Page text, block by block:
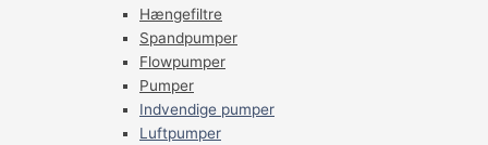
Hængefiltre
Spandpumper
Flowpumper
Pumper
Indvendige pumper
Luftpumper